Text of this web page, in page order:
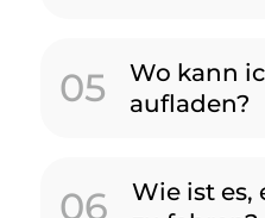
05
Wo kann
aufladen?
06
Wie ist es,